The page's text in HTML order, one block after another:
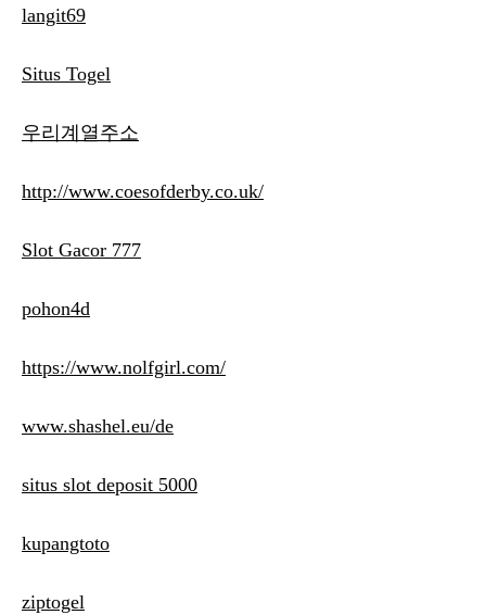
langit69
Situs Togel
우리계열주소
http://www.coesofderby.co.uk/
Slot Gacor 777
pohon4d
https://www.nolfgirl.com/
www.shashel.eu/de
situs slot deposit 5000
kupangtoto
ziptogel